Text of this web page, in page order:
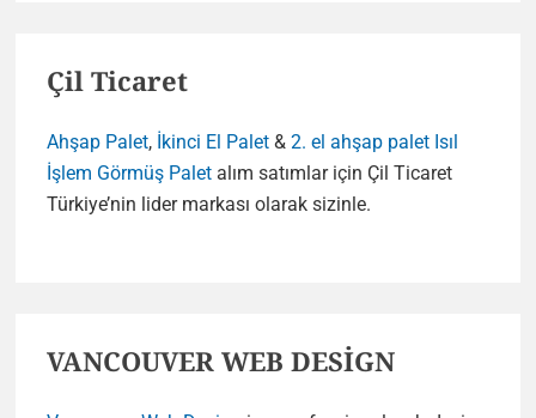
Çil Ticaret
Ahşap Palet, İkinci El Palet & 2. el ahşap palet Isıl
İşlem Görmüş Palet alım satımlar için Çil Ticaret
Türkiye’nin lider markası olarak sizinle.
VANCOUVER WEB DESİGN